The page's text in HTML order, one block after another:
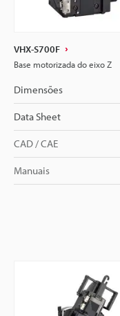
VHX-S700F
Base motorizada do eixo Z
Dimensões
Data Sheet
CAD / CAE
Manuais